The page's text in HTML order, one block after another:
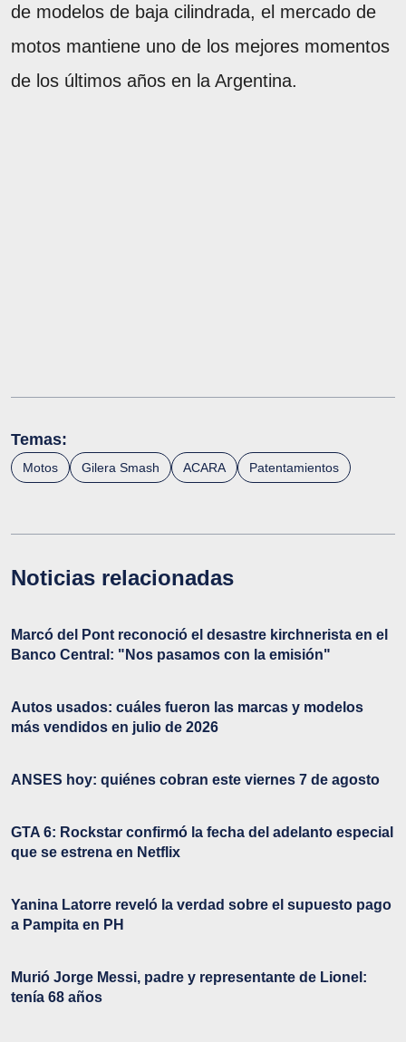
de modelos de baja cilindrada, el mercado de
motos mantiene uno de los mejores momentos
de los últimos años en la Argentina.
Temas:
Motos Gilera Smash ACARA Patentamientos
Noticias relacionadas
Marcó del Pont reconoció el desastre kirchnerista en el
Banco Central: "Nos pasamos con la emisión"
Autos usados: cuáles fueron las marcas y modelos
más vendidos en julio de 2026
ANSES hoy: quiénes cobran este viernes 7 de agosto
GTA 6: Rockstar confirmó la fecha del adelanto especial
que se estrena en Netflix
Yanina Latorre reveló la verdad sobre el supuesto pago
a Pampita en PH
Murió Jorge Messi, padre y representante de Lionel:
tenía 68 años